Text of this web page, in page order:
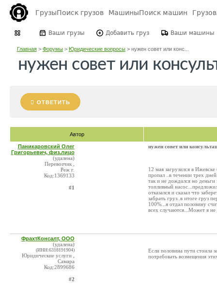
ГрузыПоиск грузов МашиныПоиск машин
Ваши грузы Добавить груз Ваши машины
Главная> Форумы> Юридические вопросы> нужен совет или конс...
нужен совет или
ОТВЕТИТЬ
Автор
Паникаровский Олег
Григорьевич, физ.лицо
(удалена)
Перевозчик ,
Реж г.
Код:1369133
#1
нужен совет или
12 мая загрузился в
пропал ..в течении трех
так и не дождался но
топливный
отказался и сказал что
забрать груз..в итоге груз
100%...я отдал половину
всех случаются...Может я не
ФрахтКонсалт, ООО
(удалена)
(ИНН:6318191904)
Юридические услуги ,
Самара
Код:2899686
#2
Если половина пути стоила
потребовать возмещения